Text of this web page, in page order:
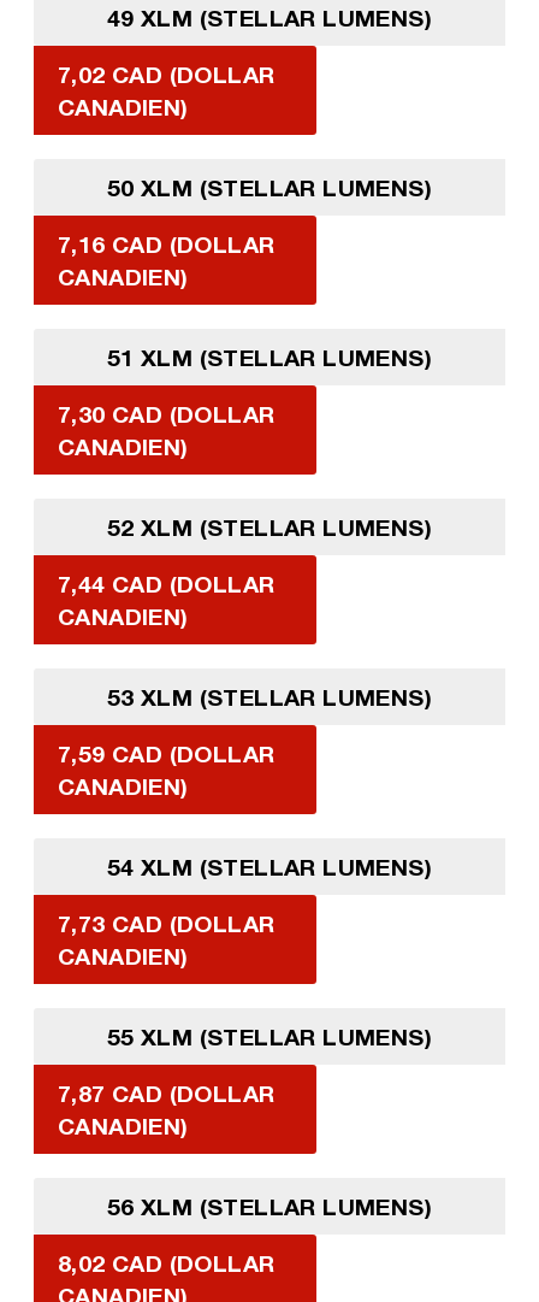
49 XLM (STELLAR LUMENS)
7,02 CAD (DOLLAR
CANADIEN)
50 XLM (STELLAR LUMENS)
7,16 CAD (DOLLAR
CANADIEN)
51 XLM (STELLAR LUMENS)
7,30 CAD (DOLLAR
CANADIEN)
52 XLM (STELLAR LUMENS)
7,44 CAD (DOLLAR
CANADIEN)
53 XLM (STELLAR LUMENS)
7,59 CAD (DOLLAR
CANADIEN)
54 XLM (STELLAR LUMENS)
7,73 CAD (DOLLAR
CANADIEN)
55 XLM (STELLAR LUMENS)
7,87 CAD (DOLLAR
CANADIEN)
56 XLM (STELLAR LUMENS)
8,02 CAD (DOLLAR
CANADIEN)